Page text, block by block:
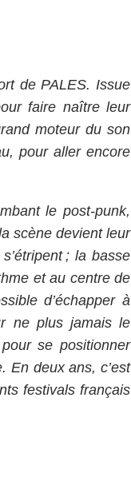
de PALES. Issue
faire naître leur
moteur du son
pour aller encore
le post-punk,
scène devient leur
; la basse
et au centre de
d’échapper à
ne plus jamais le
se positionner
En deux ans, c’est
festivals français